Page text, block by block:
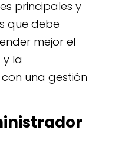
principales y
que debe
mejor el
la
una gestión